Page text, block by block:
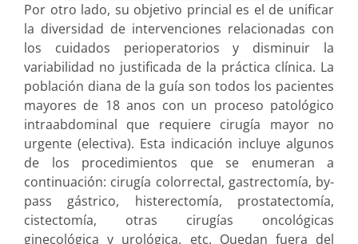
Por otro lado, su objetivo princial es el de unificar
la diversidad de intervenciones relacionadas con
los cuidados perioperatorios y disminuir la
variabilidad no justificada de la práctica clínica. La
población diana de la guía son todos los pacientes
mayores de 18 anos con un proceso patológico
intraabdominal que requiere cirugía mayor no
urgente (electiva). Esta indicación incluye algunos
de los procedimientos que se enumeran a
continuación: cirugía colorrectal, gastrectomía, by-
pass gástrico, histerectomía, prostatectomía,
cistectomía, otras cirugías oncológicas
ginecológica y urológica, etc. Quedan fuera del